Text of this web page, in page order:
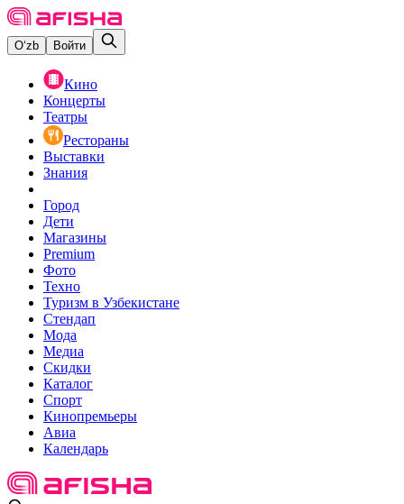
O‘zb Войти
Кино
Концерты
Театры
Рестораны
Выставки
Знания
Город
Дети
Магазины
Premium
Фото
Техно
Туризм в Узбекистане
Стендап
Мода
Медиа
Скидки
Каталог
Спорт
Кинопремьеры
Авиа
Календарь